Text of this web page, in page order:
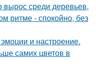
среди деревьев,
ритме - спокойно, без
и настроение.
самих цветов в